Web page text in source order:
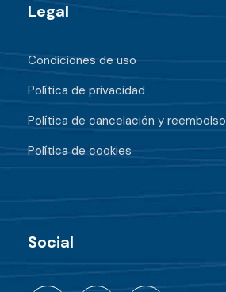
Legal
Condiciones de uso
Política de privacidad
Política de cancelación y reembolso
Política de cookies
Social